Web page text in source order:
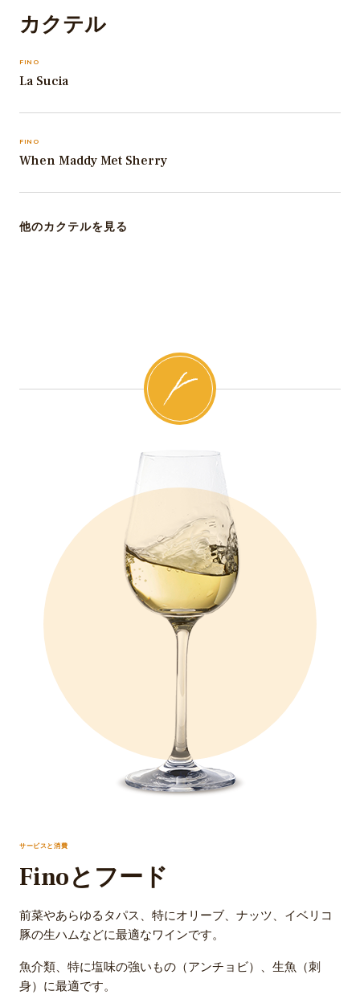
カクテル
FINO
La Sucia
FINO
When Maddy Met Sherry
他のカクテルを見る
サービスと消費
Finoとフード
前菜やあらゆるタパス、特にオリーブ、ナッツ、イベリコ
豚の生ハムなどに最適なワインです。
魚介類、特に塩味の強いもの（アンチョビ）、生魚（刺
身）に最適です。